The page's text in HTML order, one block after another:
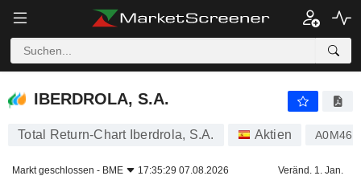
IBERDROLA, S.A.
IBERDROLA, S.A.
Total Return-Chart Iberdrola, S.A. Aktien A0M46B
Markt geschlossen - BME 17:35:29 07.08.2026 Veränd. 1. Jan.